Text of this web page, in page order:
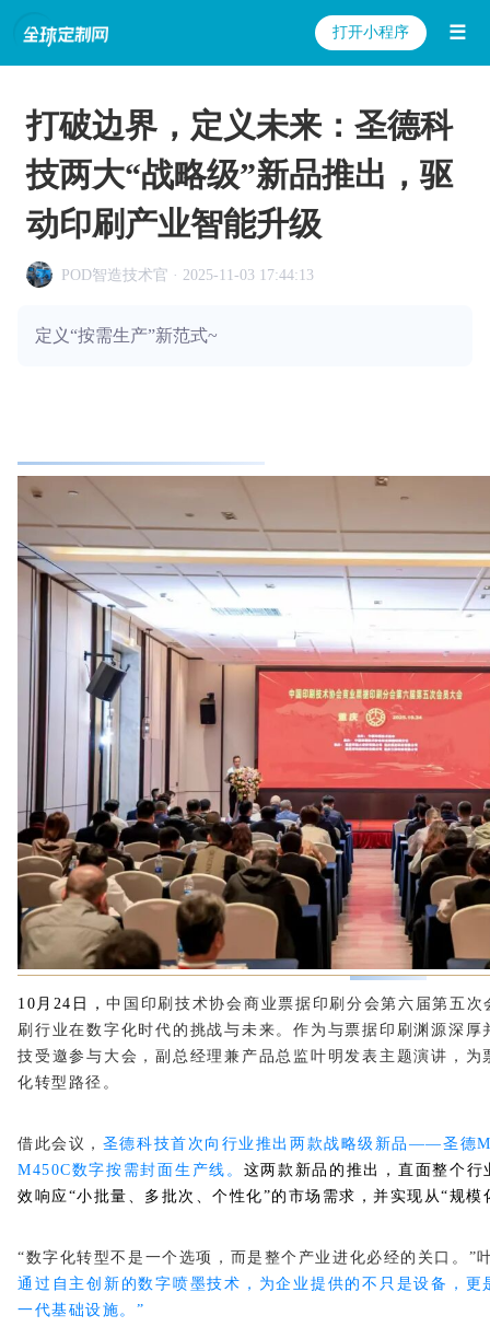
打开小程序 ☰
打破边界，定义未来：圣德科
技两大“战略级”新品推出，驱
动印刷产业智能升级
POD智造技术官 · 2025-11-03 17:44:13
定义“按需生产”新范式~
10月24日，中国印刷技术协会商业票据印刷分会第六届第五
刷行业在数字化时代的挑战与未来。作为与票据印刷渊源深
技受邀参与大会，副总经理兼产品总监叶明发表主题演讲，
化转型路径。
借此会议， 圣德科技首次向行业推出两款战略级新品——圣德
M450C数字按需封面生产线 。 这两款新品的推出，直面整个
效响应“小批量、多批次、个性化”的市场需求，并实现从“规
“数字化转型不是一个选项，而是整个产业进化必经的关口。”
通过自主创新的数字喷墨技术，为企业提供的不只是设备，
一代基础设施。”